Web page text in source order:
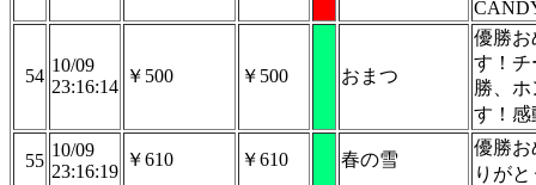
54
10/09
23:16:14
￥500 ￥500 おまつ
優勝お
す！チ
勝、
す！感
55
10/09
23:16:19
￥610 ￥610 春の雪
優勝お
りがと